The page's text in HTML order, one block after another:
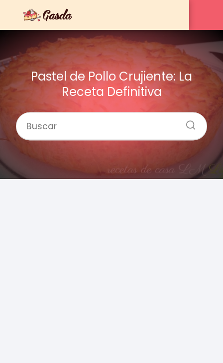
Pastel de Pollo Crujiente: La
Receta Definitiva